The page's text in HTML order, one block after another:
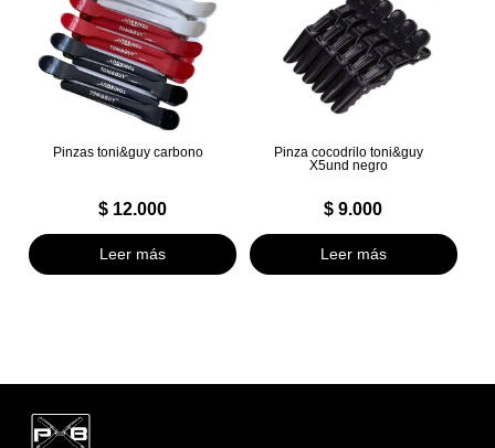
Pinzas toni&guy carbono
$12.000
Leer más
Pinza cocodrilo toni&guy
X5und negro
$ 9.000
Leer más